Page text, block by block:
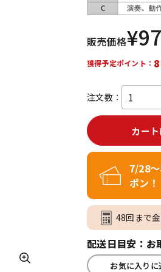
グ機器
販売価格¥
獲得予定ポイント：
注文数：
カー
7/28
ポン
48回まで
配送日目安：お
お気に入りに